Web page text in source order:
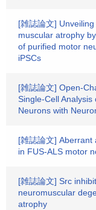
[雑誌論文]
muscular atrophy
of purified motor
iPSCs
[雑誌論文] Open-
Single-Cell
Neurons with
[雑誌論文]
in FUS-ALS motor
[雑誌論文] Src
neuromuscular
atrophy